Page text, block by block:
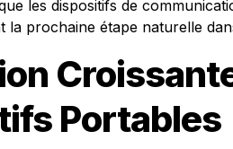
les dispositifs de
la prochaine étape naturelle
Portables